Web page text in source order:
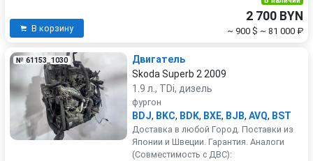
В корзину
2 700 BYN
~ 900 $ ~ 81 000 ₽
№ 61153_1030
Двигатель
Skoda Superb 2 2009
1.9 л., TDi, дизель
фургон
BDJ, BKC, BDK, BXE, BJB, AVQ, BST
Доставка в любой Город. Поставки из
Японии и Швеции. Гарантия. Аналоги
(Совместимость с ДВС):